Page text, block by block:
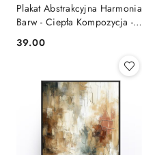
Plakat Abstrakcyjna Harmonia
Barw - Ciepła Kompozycja -
Cena:
39.00